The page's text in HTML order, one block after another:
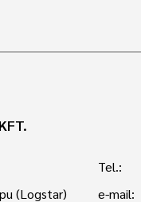
(Logstar)
Tel.:
e-mail: